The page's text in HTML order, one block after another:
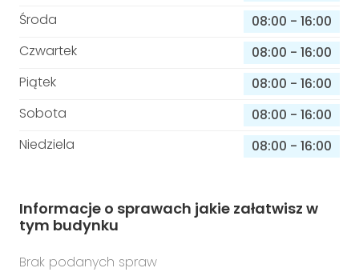
Środa
08:00 - 16:00
Czwartek
08:00 - 16:00
Piątek
08:00 - 16:00
Sobota
08:00 - 16:00
Niedziela
08:00 - 16:00
Informacje o sprawach jakie załatwisz w
tym budynku
Brak podanych spraw